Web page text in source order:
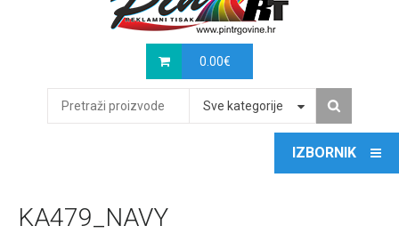
0.00€
Sve kategorije
KA479_NAVY